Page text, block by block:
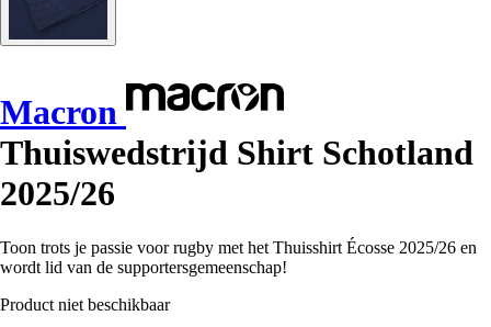
Macron
Thuiswedstrijd Shirt Schotland
2025/26
Toon trots je passie voor rugby met het Thuisshirt Écosse 2025/26 en
wordt lid van de supportersgemeenschap!
Product niet beschikbaar